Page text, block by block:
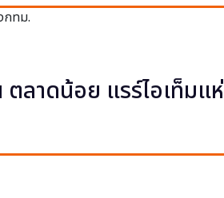
ลาดน้อย แรร์ไอเท็มแห่